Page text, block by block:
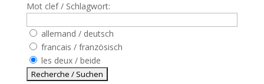
Mot clef / Schlagwort:
allemand / deutsch
francais / französisch
les deux / beide